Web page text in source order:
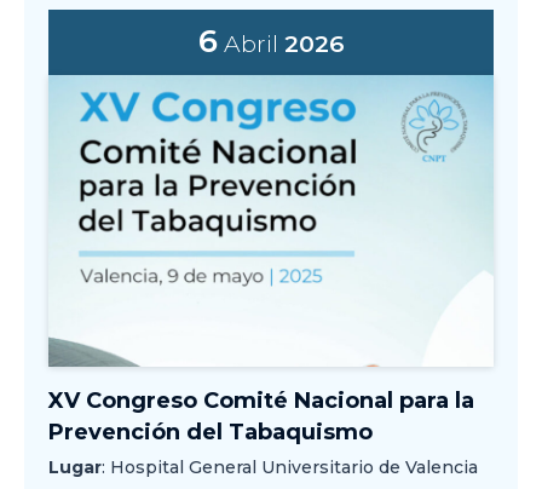
6Abril 2026
XV Congreso Comité Nacional para la
Prevención del Tabaquismo
Lugar: Hospital General Universitario de Valencia